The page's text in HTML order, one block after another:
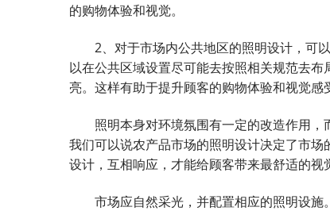
的购物体验和视觉。
2、对于市场内公共地区的照明设计，可以
以在公共区域设置尽可能去按照相关规范去
亮。这样有助于提升顾客的购物体验和视觉感
照明本身对环境氛围有一定的改造作用，
我们可以说农产品市场的照明设计决定了市
设计，互相响应，才能给顾客带来最舒适的视
市场应自然采光，并配置相应的照明设施